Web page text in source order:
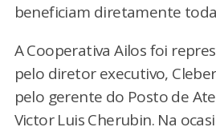
beneficiam diretamente
A Cooperativa Ailos foi
pelo diretor executivo,
pelo gerente do Posto de
Victor Luis Cherubin. Na